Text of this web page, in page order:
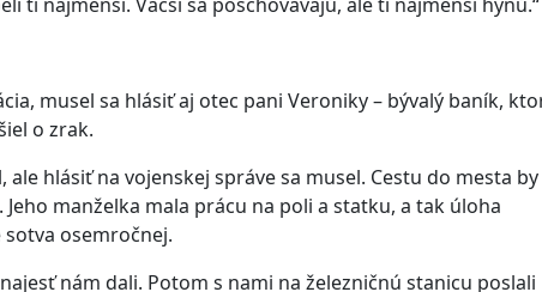
musel sa hlásiť aj otec pani Veroniky – bývalý baník,
o zrak.
ale hlásiť na vojenskej správe sa musel. Cestu do mesta by
manželka mala prácu na poli a statku, a tak úloha
osemročnej.
nám dali. Potom s nami na železničnú stanicu poslali